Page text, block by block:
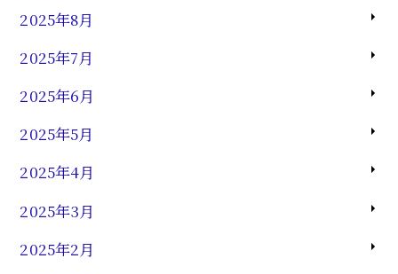
2025年8月
2025年7月
2025年6月
2025年5月
2025年4月
2025年3月
2025年2月